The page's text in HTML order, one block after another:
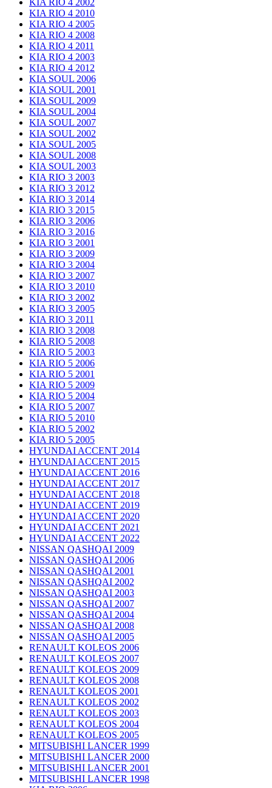
KIA RIO 4 2010
KIA RIO 4 2005
KIA RIO 4 2008
KIA RIO 4 2011
KIA RIO 4 2003
KIA RIO 4 2012
KIA SOUL 2006
KIA SOUL 2001
KIA SOUL 2009
KIA SOUL 2004
KIA SOUL 2007
KIA SOUL 2002
KIA SOUL 2005
KIA SOUL 2008
KIA SOUL 2003
KIA RIO 3 2003
KIA RIO 3 2012
KIA RIO 3 2014
KIA RIO 3 2015
KIA RIO 3 2006
KIA RIO 3 2016
KIA RIO 3 2001
KIA RIO 3 2009
KIA RIO 3 2004
KIA RIO 3 2007
KIA RIO 3 2010
KIA RIO 3 2002
KIA RIO 3 2005
KIA RIO 3 2011
KIA RIO 3 2008
KIA RIO 5 2008
KIA RIO 5 2003
KIA RIO 5 2006
KIA RIO 5 2001
KIA RIO 5 2009
KIA RIO 5 2004
KIA RIO 5 2007
KIA RIO 5 2010
KIA RIO 5 2002
KIA RIO 5 2005
HYUNDAI ACCENT 2014
HYUNDAI ACCENT 2015
HYUNDAI ACCENT 2016
HYUNDAI ACCENT 2017
HYUNDAI ACCENT 2018
HYUNDAI ACCENT 2019
HYUNDAI ACCENT 2020
HYUNDAI ACCENT 2021
HYUNDAI ACCENT 2022
NISSAN QASHQAI 2009
NISSAN QASHQAI 2006
NISSAN QASHQAI 2001
NISSAN QASHQAI 2002
NISSAN QASHQAI 2003
NISSAN QASHQAI 2007
NISSAN QASHQAI 2004
NISSAN QASHQAI 2008
NISSAN QASHQAI 2005
RENAULT KOLEOS 2006
RENAULT KOLEOS 2007
RENAULT KOLEOS 2009
RENAULT KOLEOS 2008
RENAULT KOLEOS 2001
RENAULT KOLEOS 2002
RENAULT KOLEOS 2003
RENAULT KOLEOS 2004
RENAULT KOLEOS 2005
MITSUBISHI LANCER 1999
MITSUBISHI LANCER 2000
MITSUBISHI LANCER 2001
MITSUBISHI LANCER 1998